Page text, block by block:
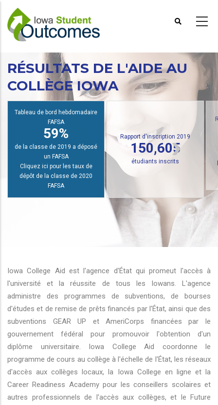
contenu
principal
RÉSULTATS DE L'AIDE AU
COLLÈGE IOWA
Tableau de bord hebdomadaire
FAFSA
59%
de la classe de 2019 a déposé
un FAFSA
Cliquez ici pour les taux de
dépôt de la classe de 2020
FAFSA
Rapport d'inscription 2019
150,605
étudiants inscrits
Iowa College Aid est l'agence d'État qui promeut l'accès à
l'université et la réussite de tous les Iowans. L'agence
administre des programmes de subventions, de bourses
d'études et de remise de prêts financés par l'État, ainsi que des
subventions GEAR UP et AmeriCorps financées par le
gouvernement fédéral pour promouvoir l'obtention d'un
diplôme universitaire. Iowa College Aid coordonne le
programme de cours au collège à l'échelle de l'État, les réseaux
d'accès aux collèges locaux, la Iowa College en ligne et la
Career Readiness Academy pour les conseillers scolaires et
autres professionnels de l'accès aux collèges, et le Future